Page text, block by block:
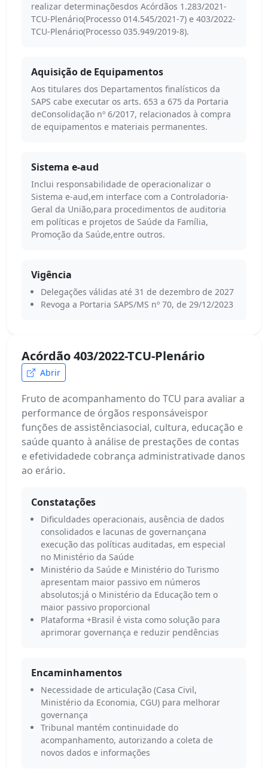
realizar determinaçõesdos Acórdãos 1.283/2021-
TCU-Plenário(Processo 014.545/2021-7) e 403/2022-
TCU-Plenário(Processo 035.949/2019-8).
Aquisição de Equipamentos
Aos titulares dos Departamentos finalísticos da
SAPS cabe executar os arts. 653 a 675 da Portaria
deConsolidação nº 6/2017, relacionados à compra
de equipamentos e materiais permanentes.
Sistema e-aud
Inclui responsabilidade de operacionalizar o
Sistema e-aud,em interface com a Controladoria-
Geral da União,para procedimentos de auditoria
em políticas e projetos de Saúde da Família,
Promoção da Saúde,entre outros.
Vigência
Delegações válidas até 31 de dezembro de 2027
Revoga a Portaria SAPS/MS nº 70, de 29/12/2023
Acórdão 403/2022-TCU-Plenário
Abrir
Fruto de acompanhamento do TCU para avaliar a
performance de órgãos responsáveispor
funções de assistênciasocial, cultura, educação e
saúde quanto à análise de prestações de contas
e efetividadede cobrança administrativade danos
ao erário.
Constatações
Dificuldades operacionais, ausência de dados
consolidados e lacunas de governançana
execução das políticas auditadas, em especial
no Ministério da Saúde
Ministério da Saúde e Ministério do Turismo
apresentam maior passivo em números
absolutos;já o Ministério da Educação tem o
maior passivo proporcional
Plataforma +Brasil é vista como solução para
aprimorar governança e reduzir pendências
Encaminhamentos
Necessidade de articulação (Casa Civil,
Ministério da Economia, CGU) para melhorar
governança
Tribunal mantém continuidade do
acompanhamento, autorizando a coleta de
novos dados e informações